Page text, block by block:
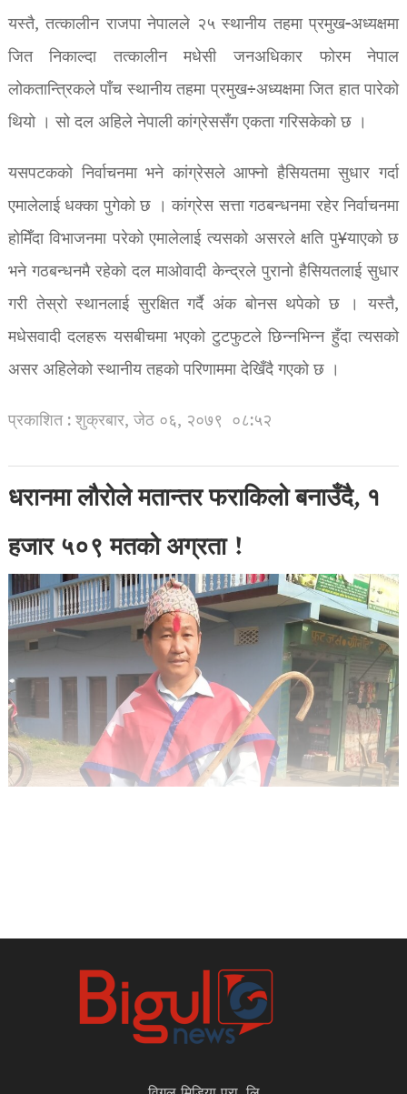
यस्तै, तत्कालीन राजपा नेपालले २५ स्थानीय तहमा प्रमुख-अध्यक्षमा
जित निकाल्दा तत्कालीन मधेसी जनअधिकार फोरम नेपाल
लोकतान्त्रिकले पाँच स्थानीय तहमा प्रमुख÷अध्यक्षमा जित हात पारेको
थियो । सो दल अहिले नेपाली कांग्रेससँग एकता गरिसकेको छ ।
यसपटकको निर्वाचनमा भने कांग्रेसले आफ्नो हैसियतमा सुधार गर्दा
एमालेलाई धक्का पुगेको छ । कांग्रेस सत्ता गठबन्धनमा रहेर निर्वाचनमा
होमिँदा विभाजनमा परेको एमालेलाई त्यसको असरले क्षति पु¥याएको छ
भने गठबन्धनमै रहेको दल माओवादी केन्द्रले पुरानो हैसियतलाई सुधार
गरी तेस्रो स्थानलाई सुरक्षित गर्दै अंक बोनस थपेको छ । यस्तै,
मधेसवादी दलहरू यसबीचमा भएको टुटफुटले छिन्नभिन्न हुँदा त्यसको
असर अहिलेको स्थानीय तहको परिणाममा देखिँदै गएको छ ।
प्रकाशित : शुक्रबार, जेठ ०६, २०७९ ०८:५२
धरानमा लौरोले मतान्तर फराकिलो बनाउँदै, १
हजार ५०९ मतको अग्रता !